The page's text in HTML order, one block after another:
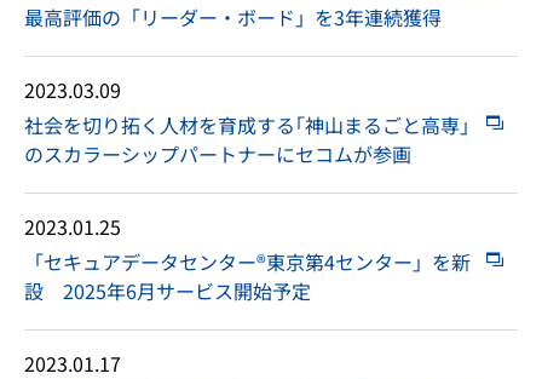
最高評価の「リーダー・ボード」を3年連続獲得
2023.03.09
社会を切り拓く人材を育成する｢神山まるごと高専｣
のスカラーシップパートナーにセコムが参画
2023.01.25
「セキュアデータセンター®東京第4センター」を新
設 2025年6月サービス開始予定
2023.01.17